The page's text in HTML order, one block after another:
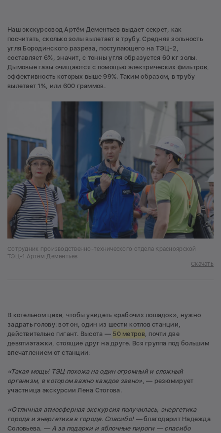
Наш экскурсовод Артём Дементьев выдает секрет, как
посчитать, сколько золы вылетает в трубу. Средняя зольность
угля Бородинского разреза, поступающего на ТЭЦ-2,
составляет 6%, значит, с тонны угля образуется 60 кг золы.
Дымовые газы очищаются с помощью электрических фильтров,
эффективность которых выше 99%. Таким образом, в трубу
вылетает 1%, или 600 граммов.
Сотрудник производственно-технического отдела Красноярской
ТЭЦ-1 Артём Дементьев
Скачать
В котельном цехе, чтобы увидеть «рабочих лошадок», нужно
задрать голову: вот он, один из шести котлов станции,
действительно гигант. Высота — 50 метров , почти две
девятиэтажки, стоящие друг на друге. Вся группа под большим
впечатлением от станции:
«Такая мощь! ТЭЦ похожа на один огромный и сложный
организм, в котором важно каждое звено», — резюмирует
участница экскурсии Лена Стогова.
«Отличная атмосферная экскурсия получилась, энергетика
города и энергетика в городе. Спасибо! —благодарит Надежда
Соловьева. — А за подарки и яблочные пироги — спасибо